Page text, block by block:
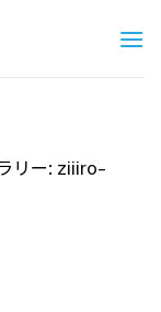
リー: ziiiro-